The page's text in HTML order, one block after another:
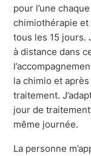
pour l’une
chimiothérapie
tous les 15 jours.
à distance dans
la chimio et
traitement.
jour de
même journée.
La personne